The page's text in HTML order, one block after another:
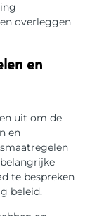
overleggen
en
uit om de
en
te bespreken
beleid.